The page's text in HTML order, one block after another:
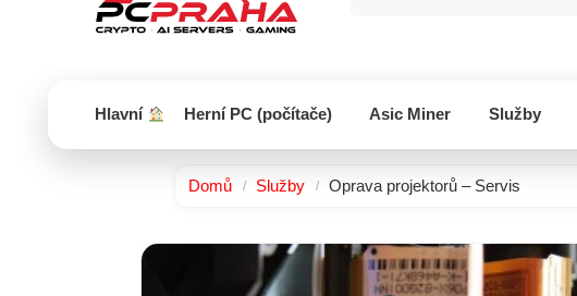
Hlavní Herní PC (počítače) Asic Miner Služby
Domů / Služby / Oprava projektorů – Servis